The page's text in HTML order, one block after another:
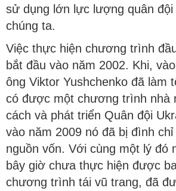
sử dụng lớn lực lượng quân
chúng ta.
Việc thực hiện chương trình
bắt đầu vào năm 2002. Khi,
ông Viktor Yushchenko đã làm
có được một chương trình nhà
cách và phát triển Quân đội
vào năm 2009 nó đã bị đình
nguồn vốn. Với cùng một lý đó
bây giờ chưa thực hiện được
chương trình tái vũ trang, đã